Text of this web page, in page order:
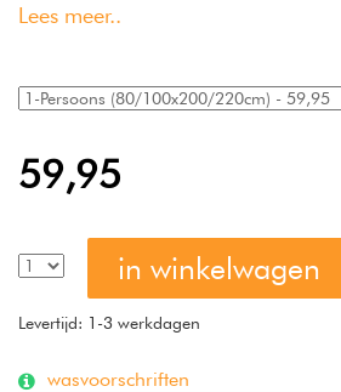
door het elastiek rondom, is strijk- en
van 30 cm.
Lees meer..
59,95
in winkelwagen
Levertijd: 1-3 werkdagen
wasvoorschriften